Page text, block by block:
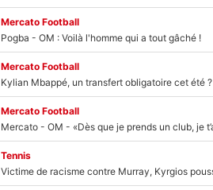
Mercato Football
Pogba - OM : Voilà l'homme qui a tout gâché !
Mercato Football
Kylian Mbappé, un transfert obligatoire cet été ?
Mercato Football
Tennis